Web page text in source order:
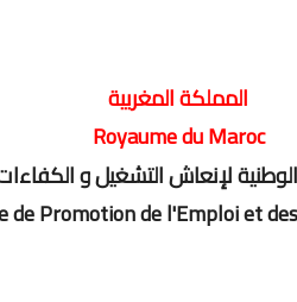
المملكة المغربية
Royaume du Maroc
لإنعاش التشغيل و
de Promotion de l'Emploi et